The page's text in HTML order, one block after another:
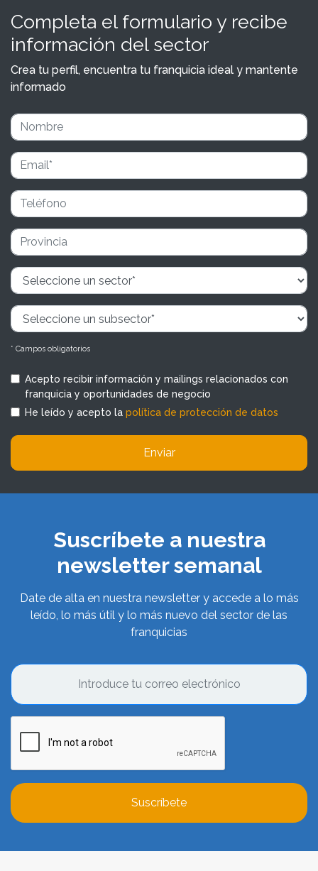
Completa el formulario y recibe
información del sector
Crea tu perfil, encuentra tu franquicia ideal y mantente
informado
* Campos obligatorios
Acepto recibir información y mailings relacionados con
franquicia y oportunidades de negocio
He leído y acepto la política de protección de datos
Enviar
Suscríbete a nuestra
newsletter semanal
Date de alta en nuestra newsletter y accede a lo más
leído, lo más útil y lo más nuevo del sector de las
franquicias
Suscríbete